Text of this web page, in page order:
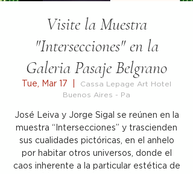
Visite la Muestra
"Intersecciones" en la
Galeria Pasaje Belgrano
Tue, Mar 17
Cassa Lepage Art Hotel
Buenos Aires - Pa
José Leiva y Jorge Sigal se reúnen en la
muestra “Intersecciones” y trascienden
sus cualidades pictóricas, en el anhelo
por habitar otros universos, donde el
caos inherente a la particular estética de